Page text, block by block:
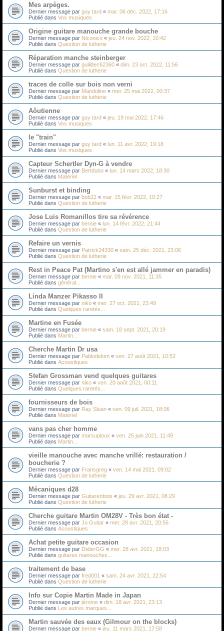
Mes arpèges.
Dernier message par guy tard « mar. 06 déc. 2022, 17:16
Publié dans Vos musiques
Origine guitare manouche grande bouche
Dernier message par Niconico « jeu. 24 nov. 2022, 10:42
Publié dans Question de lutherie
Réparation manche steinberger
Dernier message par guilldec62360 « dim. 23 oct. 2022, 11:56
Publié dans Question de lutherie
traces de colle sur bois non verni
Dernier message par Mandoline « mer. 25 mai 2022, 00:37
Publié dans Question de lutherie
Aôutienne
Dernier message par guy tard « jeu. 19 mai 2022, 17:46
Publié dans Vos musiques
le "train"
Dernier message par guy tard « lun. 11 avr. 2022, 19:18
Publié dans Vos musiques
Capteur Schertler Dyn-G à vendre
Dernier message par Bertdubo « lun. 14 mars 2022, 18:30
Publié dans Matériel
Sunburst et binding
Dernier message par bob22 « mar. 15 févr. 2022, 10:27
Publié dans Question de lutherie
Jose Luis Romanillos tire sa révérence
Dernier message par bernie « lun. 14 févr. 2022, 21:44
Publié dans Question de lutherie
Refaire un vernis
Dernier message par Patrick24330 « sam. 25 déc. 2021, 23:06
Publié dans Question de lutherie
Rest in Peace Pat (Martino s'en est allé jammer en paradis)
Dernier message par bernie « mar. 09 nov. 2021, 11:35
Publié dans général...
Linda Manzer Pikasso II
Dernier message par niko « mer. 27 oct. 2021, 23:49
Publié dans Quelques raretés...
Martine en Fusée
Dernier message par bernie « sam. 18 sept. 2021, 20:19
Publié dans Martin...
Cherche Martin Dr usa
Dernier message par Pablodelom « ven. 27 août 2021, 10:52
Publié dans Acoustiques
Stefan Grossman vend quelques guitares
Dernier message par niko « ven. 20 août 2021, 00:11
Publié dans Quelques raretés...
fournisseurs de bois
Dernier message par Ray Sloan « ven. 09 juil. 2021, 18:06
Publié dans Matériel
vans pas cher homme
Dernier message par marsupioux « ven. 25 juin 2021, 11:49
Publié dans Martin...
vieille manouche avec manche vrillé: restauration /
boucherie ?
Dernier message par Fransgreg « ven. 14 mai 2021, 09:02
Publié dans Question de lutherie
Mécaniques d28
Dernier message par Guitarenbois « jeu. 29 avr. 2021, 08:29
Publié dans Question de lutherie
Cherche guitare Martin OM28V - Très bon état -
Dernier message par Jo Guitar « mer. 28 avr. 2021, 20:56
Publié dans Acoustiques
Achat petite guitare occasion
Dernier message par DidierGG « mer. 28 avr. 2021, 18:03
Publié dans guitares manouches...
traitement de base
Dernier message par fred001 « sam. 24 avr. 2021, 22:54
Publié dans Question de lutherie
Info sur Copie Martin Made in Japan
Dernier message par jérome « dim. 18 avr. 2021, 23:13
Publié dans Les autres marques...
Martin sauvée des eaux (Gilmour on the blocks)
Dernier message par bernie « jeu. 11 mars 2021, 17:58